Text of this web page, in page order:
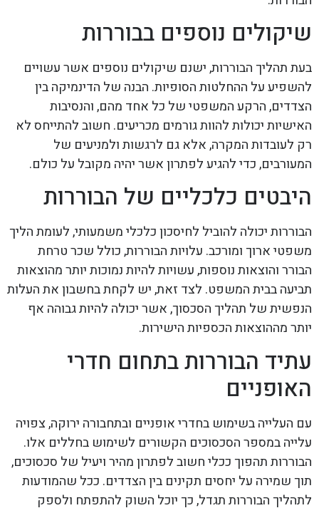
שיקולים נוספים בבוררות
בעת תהליך הבוררות, ישנם שיקולים נוספים אשר עשויים
להשפיע על ההחלטות הסופיות. הבנה של הדינמיקה בין
הצדדים, הרקע המשפטי של כל אחד מהם, והנסיבות
האישיות יכולות להוות גורמים מכריעים. חשוב להתייחס לא
רק לעובדות המקרה, אלא גם לרגשות ולמניעים של
המעורבים, כדי להגיע לפתרון אשר יהיה מקובל על כולם.
היבטים כלכליים של הבוררות
הבוררות יכולה להוביל לחיסכון כלכלי משמעותי, לעומת הליך
משפטי ארוך ומורכב. עלויות הבוררות, כולל שכר טרחת
הבורר והוצאות נוספות, עשויות להיות נמוכות יותר מהוצאות
תביעה בבית המשפט. לצד זאת, יש לקחת בחשבון את העלות
הנפשית של תהליך הסכסוך, אשר יכולה להיות גבוהה אף
יותר מההוצאות הכספיות הישירות.
עתיד הבוררות בתחום חדרי
האופניים
עם העלייה בשימוש בחדרי אופניים ובתחבורה ירוקה, צפויה
עלייה במספר הסכסוכים הקשורים לשימוש בחללים אלו.
הבוררות תהפוך ככלי חשוב לפתרון מהיר ויעיל של סכסוכים,
תוך שמירה על יחסים תקינים בין הצדדים. ככל שהמודעות
לתהליך הבוררות תגדל, כך יוכל השוק להתפתח ולספק